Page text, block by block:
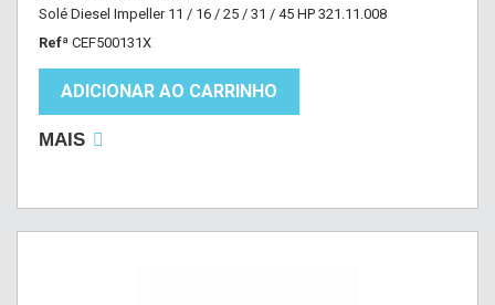
Solé Diesel Impeller 11 / 16 / 25 / 31 / 45 HP 321.11.008
Refª CEF500131X
ADICIONAR AO CARRINHO
MAIS